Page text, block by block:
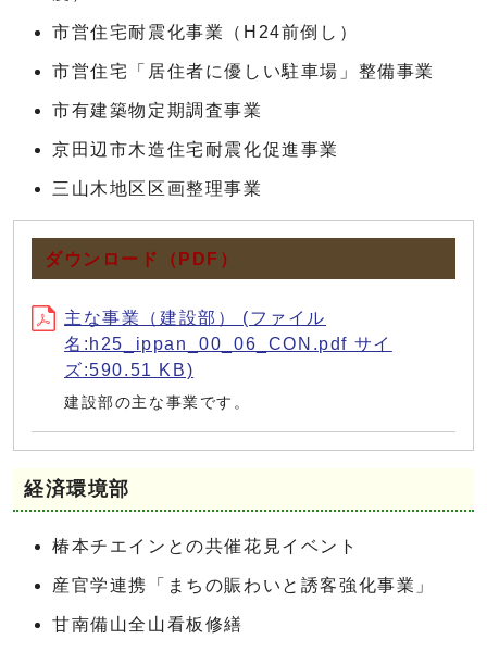
市営住宅耐震化事業（H24前倒し）
市営住宅「居住者に優しい駐車場」整備事業
市有建築物定期調査事業
京田辺市木造住宅耐震化促進事業
三山木地区区画整理事業
ダウンロード（PDF）
主な事業（建設部） (ファイル
名:h25_ippan_00_06_CON.pdf サイ
ズ:590.51 KB)
建設部の主な事業です。
経済環境部
椿本チエインとの共催花見イベント
産官学連携「まちの賑わいと誘客強化事業」
甘南備山全山看板修繕